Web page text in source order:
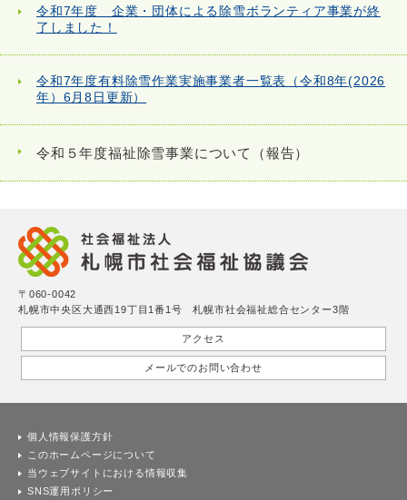
令和7年度 企業・団体による除雪ボランティア事業が終
了しました！
令和7年度有料除雪作業実施事業者一覧表（令和8年(2026
年）6月8日更新）
令和５年度福祉除雪事業について（報告）
〒060-0042
札幌市中央区大通西19丁目1番1号 札幌市社会福祉総合センター3階
アクセス
メールでのお問い合わせ
個人情報保護方針
このホームページについて
当ウェブサイトにおける情報収集
SNS運用ポリシー